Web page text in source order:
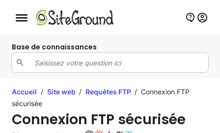
Bouton de navigation mobile
Base de connaissances
Accueil / Site web / Requêtes FTP / Connexion FTP
sécurisée
Connexion FTP sécurisée